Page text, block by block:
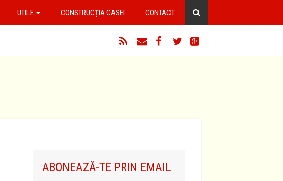
UTILE CONSTRUCȚIA CASEI CONTACT
ABONEAZĂ-TE PRIN EMAIL